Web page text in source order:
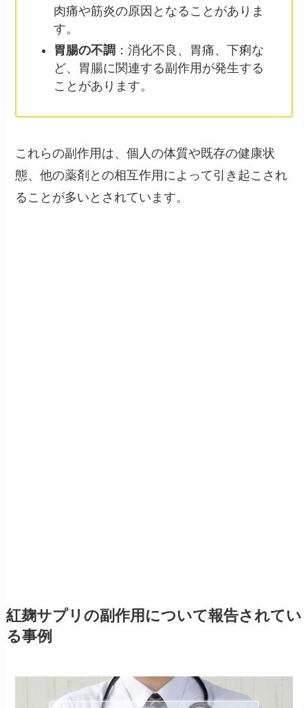
肉痛や筋炎の原因となることがありま
す。
胃腸の不調 ：消化不良、胃痛、下痢な
ど、胃腸に関連する副作用が発生する
ことがあります。
これらの副作用は、個人の体質や既存の健康状
態、他の薬剤との相互作用によって引き起こされ
ることが多いとされています。
紅麹サプリの副作用について報告されてい
る事例